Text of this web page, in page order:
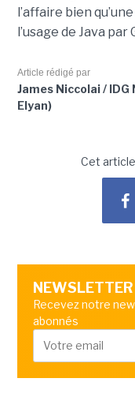
l’affaire bien
l’usage de Java
Article rédigé par
James Niccolai /
Elyan)
Cet
NEWSLETTER
Recevez notre
abonnés